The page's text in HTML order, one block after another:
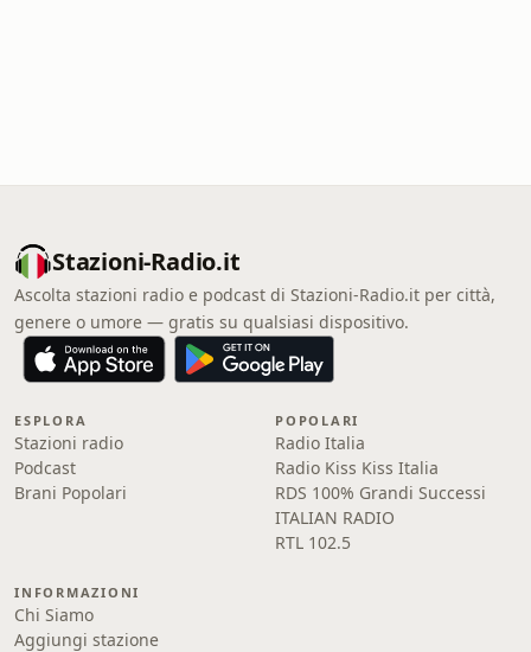
Stazioni-Radio.it
Ascolta stazioni radio e podcast di Stazioni-Radio.it per città,
genere o umore — gratis su qualsiasi dispositivo.
ESPLORA
Stazioni radio
Podcast
Brani Popolari
POPOLARI
Radio Italia
Radio Kiss Kiss Italia
RDS 100% Grandi Successi
ITALIAN RADIO
RTL 102.5
INFORMAZIONI
Chi Siamo
Aggiungi stazione